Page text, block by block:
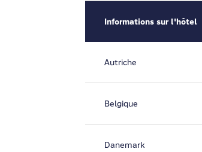
Informations sur l'hôtel
Autriche
Belgique
Danemark